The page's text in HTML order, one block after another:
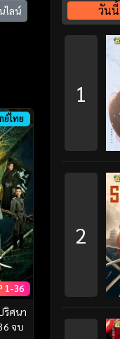
ไลน์
ย์ไทย
1-36
ริศนา
จบ
วันนี้
1
2